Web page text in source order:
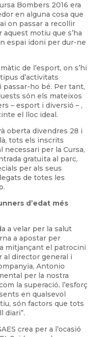
Bombers 2016 era
en alguna cosa que
on passar a recollir
motiu que s’ha
espai idoni per dur-ne
de l’esport, on s’hi
d’activitats
ho bé. Per tant,
són els mateixos
– esport i diversió – ,
el lloc ideal.
oberta divendres 28 i
tots els inscrits
necessari per la Cursa,
gratuïta al parc,
per als seus
de totes les
d’edat més
a velar per la salut
a apostar per
mitjançant el patrocini
al director general i
Antonio
per la nostra
la superació, l’esforç
en qualsevol
són factors que tots
diari”.
crea per a l’ocasió